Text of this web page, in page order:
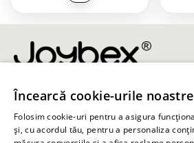
info@joybex.ro
Linkuri utile
Încearcă cookie-urile
Folosim cookie-uri pentru a asigura
și, cu acordul tău, pentru a personaliza